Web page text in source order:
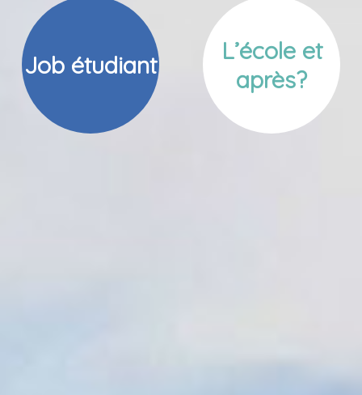
Job étudiant
L’école et
après?